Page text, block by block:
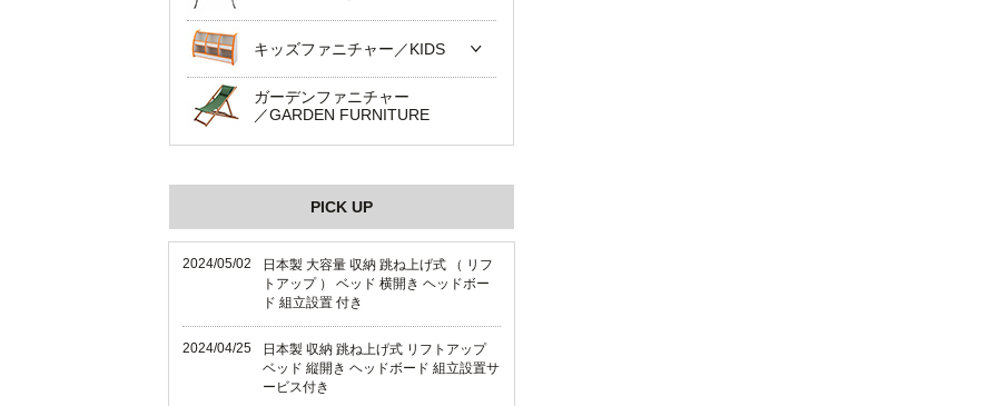
キッズファニチャー／KIDS
ガーデンファニチャー
／GARDEN FURNITURE
PICK UP
2024/05/02
日本製 大容量 収納 跳ね上げ式 （ リフ
トアップ ） ベッド 横開き ヘッドボー
ド 組立設置 付き
2024/04/25
日本製 収納 跳ね上げ式 リフトアップ
ベッド 縦開き ヘッドボード 組立設置サ
ービス付き